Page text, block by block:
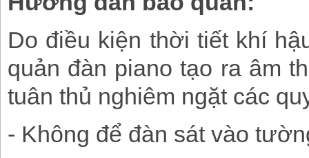
Do điều kiện thời tiết khí
quản đàn piano tạo ra âm
tuân thủ nghiêm ngặt các
- Không để đàn sát vào